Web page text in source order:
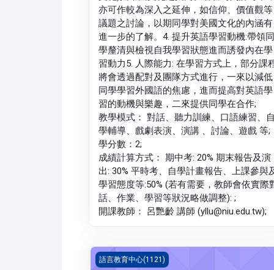
亦可作較為深入之延伸，如信仰、價值觀等
議題之討論，以期同學對美國文化的內涵有
進一步的了解。4. 提升英語學習動機:帶領同
學釐清與檢視自我學習狀態進而誘發內在學
習動力5. 人際能力: 在學習方式上，部分課
將會透過配對及團隊方式進行，一來以減低
同學學習外國語的焦慮，進而提高對英語學
習的動機與樂趣，二來提供同學在合作;
教學模式： 對話、聽力訓練、口語練習、
學輔導、戲劇表演、演講 、討論、遊戲 等;
學分數：2;
成績計算方式： 期中考: 20% 期末報告及演
出: 30% 平時考、自學計畫報告、上課參與
學習態度等:50% (若有需要，教師會依實際
話、作業、學習等狀況略做調整): ;
開課教師： 呂艷齡 講師 (yllu@niu.edu.tw);
韓語 二(1121_G5LC110001A)
語言教育中心(1121)